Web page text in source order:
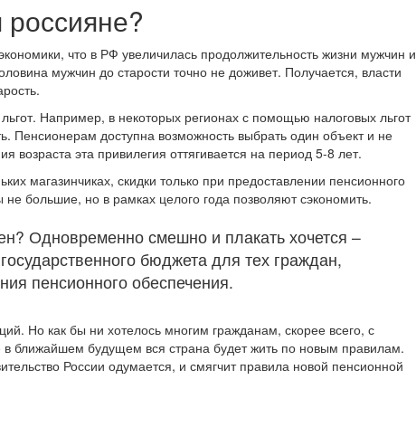
россияне?
что в РФ увеличилась продолжительность жизни мужчин и
мужчин до старости точно не доживет. Получается, власти
Например, в некоторых регионах с помощью налоговых льгот
Пенсионерам доступна возможность выбрать один объект и не
возраста эта привилегия оттягивается на период 5-8 лет.
магазинчиках, скидки только при предоставлении пенсионного
большие, но в рамках целого года позволяют сэкономить.
Одновременно смешно и плакать хочется –
бюджета для тех граждан,
пенсионного обеспечения.
Но как бы ни хотелось многим гражданам, скорее всего, с
ближайшем будущем вся страна будет жить по новым правилам.
России одумается, и смягчит правила новой пенсионной